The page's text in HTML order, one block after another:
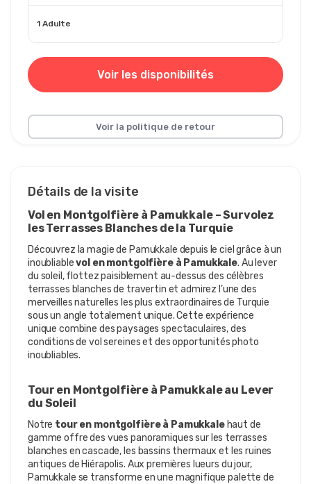
1 Adulte
Voir les disponibilités
Voir la politique de retour
Détails de la visite
Vol en Montgolfière à Pamukkale – Survolez
les Terrasses Blanches de la Turquie
Découvrez la magie de Pamukkale depuis le ciel grâce à un
inoubliable vol en montgolfière à Pamukkale. Au lever
du soleil, flottez paisiblement au-dessus des célèbres
terrasses blanches de travertin et admirez l’une des
merveilles naturelles les plus extraordinaires de Turquie
sous un angle totalement unique. Cette expérience
unique combine des paysages spectaculaires, des
conditions de vol sereines et des opportunités photo
inoubliables.
Tour en Montgolfière à Pamukkale au Lever
du Soleil
Notre tour en montgolfière à Pamukkale haut de
gamme offre des vues panoramiques sur les terrasses
blanches en cascade, les bassins thermaux et les ruines
antiques de Hiérapolis. Aux premières lueurs du jour,
Pamukkale se transforme en une magnifique palette de